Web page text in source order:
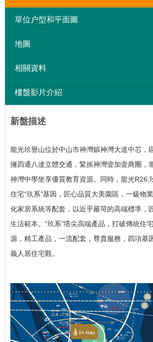
單位户型和平面圖
地圖
相關資料
樓盤影片介紹
新盤描述
龍光玖譽山位於中山市神灣鎮神灣大道中芯，
擁四通八達立體交通，緊挨神灣壹加壹商圈，
神灣中學坐享優質教育資源。 同時，龍光R26;
住宅“玖系”基因，匠心品質大美園區，一級物
化家居系統等配套，以近乎嚴苛的高端標準，
生活範本。 “玖系”塔尖高端產品，打破傳統住
源，精工產品，一流配套，尊貴服務，四項基
義人居住宅觀。